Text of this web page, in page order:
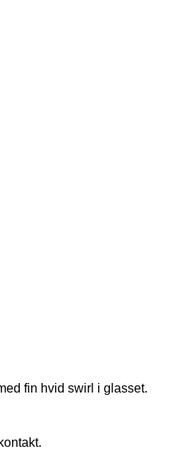
fin hvid swirl i glasset.